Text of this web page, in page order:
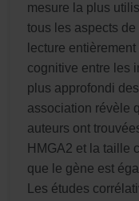
mesure la plus
tous les aspects
lecture
cognitive entre les
plus approfondi
association révèle
auteurs ont
HMGA2 et la taille
que le gène est
Les études